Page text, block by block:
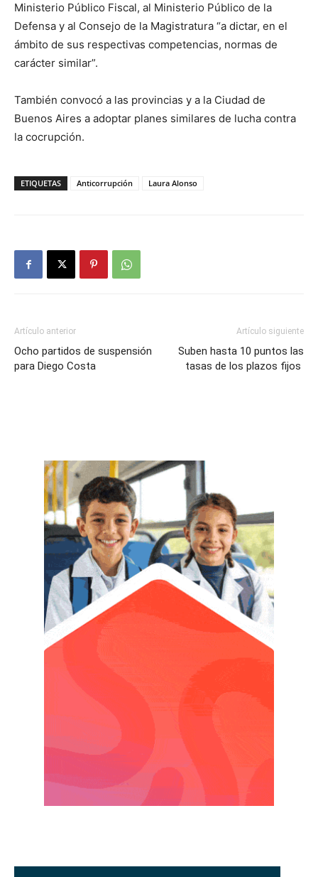
Ministerio Público Fiscal, al Ministerio Público de la
Defensa y al Consejo de la Magistratura “a dictar, en el
ámbito de sus respectivas competencias, normas de
carácter similar”.
También convocó a las provincias y a la Ciudad de
Buenos Aires a adoptar planes similares de lucha contra
la cocrupción.
ETIQUETAS Anticorrupción Laura Alonso
Artículo anterior
Ocho partidos de suspensión
para Diego Costa
Artículo siguiente
Suben hasta 10 puntos las
tasas de los plazos fijos